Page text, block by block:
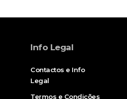
Info Legal
Contactos e Info
Legal
Termos e Condições